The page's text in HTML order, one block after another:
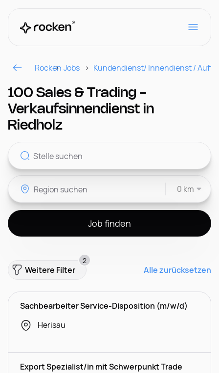
Für Arbeitgeber
Kontakt
Rocken Jobs Kundendienst/ Innendienst /
100 Sales & Trading -
Verkaufsinnendienst in
Riedholz
0 km
Job finden
Weitere Filter
2
Alle zurücksetzen
Sachbearbeiter Service-Disposition (m/w/d)
Herisau
Export Spezialist/in mit Schwerpunkt Trade